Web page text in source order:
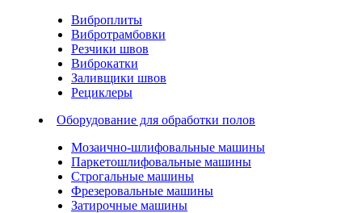
Виброплиты
Вибротрамбовки
Резчики швов
Виброкатки
Заливщики швов
Рециклеры
Оборудование для обработки полов
Мозаично-шлифовальные машины
Паркетошлифовальные машины
Строгальные машины
Фрезеровальные машины
Затирочные машины